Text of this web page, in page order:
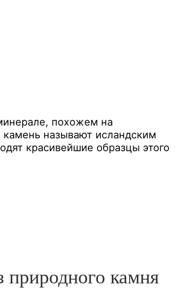
похожем на
называют исландским
красивейшие образцы этого
природного камня